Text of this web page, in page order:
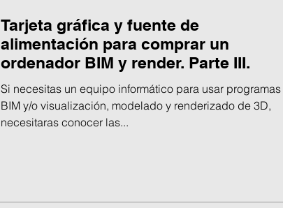
Tarjeta gráfica y fuente de
alimentación para comprar un
ordenador BIM y render. Parte III.
Si necesitas un equipo informático para usar programas
BIM y/o visualización, modelado y renderizado de 3D,
necesitaras conocer las...